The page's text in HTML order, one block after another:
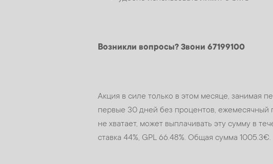
Возникли вопросы? Звони 67199100
Акция в силе только в этом месяце, занимая
первые 30 дней без процентов, ежемесячный
не хватает, может выплачивать эту сумму в
ставка 44%, GPL 66.48%. Общая сумма 1005.3€.